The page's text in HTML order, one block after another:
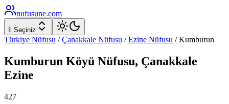
nufusune.com
İl Seçiniz
Türkiye Nüfusu / Çanakkale Nüfusu / Ezine Nüfusu /Kumburun
Kumburun Köyü Nüfusu, Çanakkale
Ezine
427